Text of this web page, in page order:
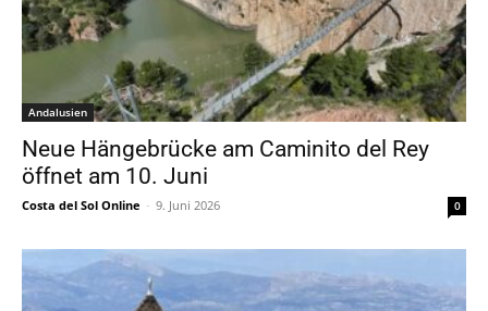
Andalusien
Neue Hängebrücke am Caminito del Rey
öffnet am 10. Juni
Costa del Sol Online - 9. Juni 2026 0